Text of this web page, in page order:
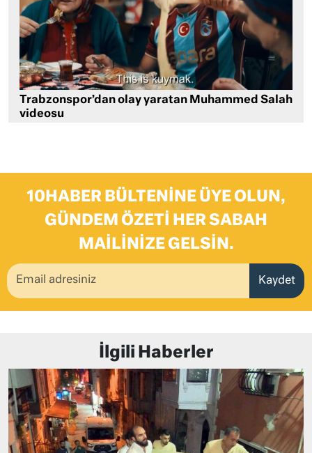
Trabzonspor’dan olay yaratan Muhammed Salah
videosu
10HABER BÜLTENINE ÜYE OLUN,
GÜNDEM ÖZETI HER SABAH
MAILINIZE GELSIN.
Kaydet
İlgili Haberler